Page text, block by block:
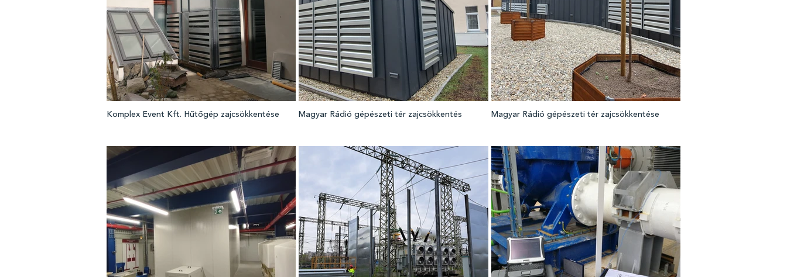
Komplex Event Kft. Hűtőgép zajcsökkentése Magyar Rádió gépészeti tér zajcsökkentés Magyar Rádió gépészeti tér zajcsökkentése